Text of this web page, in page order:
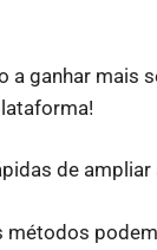
a ganhar mais
de
métodos